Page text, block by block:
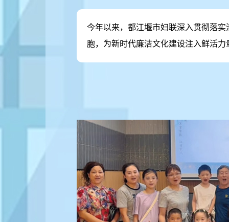
今年以来，都江堰市妇联深入贯彻落
胞，为新时代廉洁文化建设注入鲜活力